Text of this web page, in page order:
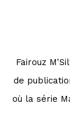
Fairouz
de
où la série